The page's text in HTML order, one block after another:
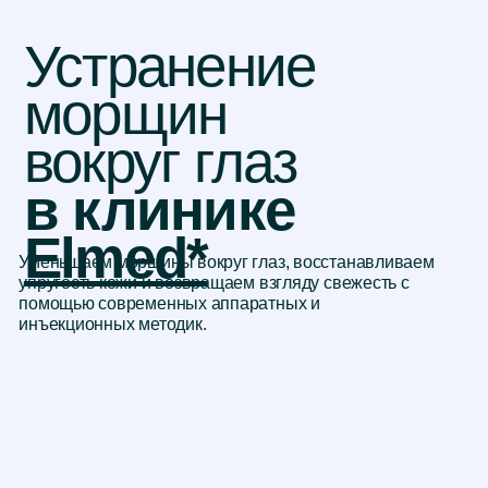
Уменьшаем морщины вокруг глаз, восстанавливаем
упругость кожи и возвращаем взгляду свежесть с
помощью современных аппаратных и
инъекционных методик.
Устранение
морщин
вокруг глаз
в клинике
Elmed*